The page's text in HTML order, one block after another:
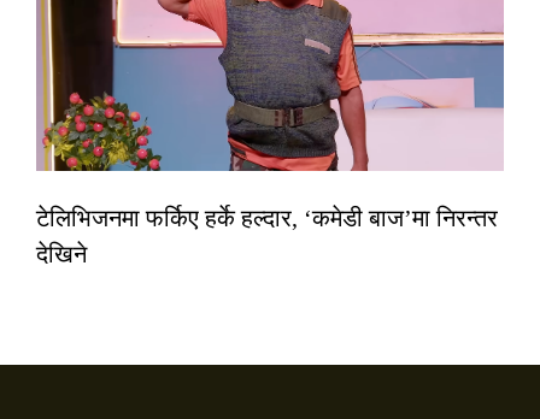
टेलिभिजनमा फर्किए हर्के हल्दार, ‘कमेडी बाज’मा निरन्तर
देखिने